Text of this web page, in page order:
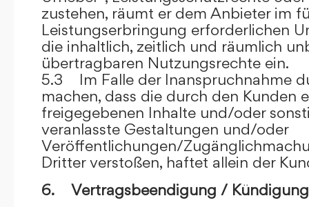
zustehen, räumt er dem Anbieter im
Leistungserbringung erforderlichen
die inhaltlich, zeitlich und räumlich
übertragbaren Nutzungsrechte ein.
5.3 Im Falle der Inanspruchnahme
machen, dass die durch den Kunden
freigegebenen Inhalte und/oder
veranlasste Gestaltungen und/oder
Veröffentlichungen/
Dritter verstoßen, haftet allein der
6. Vertragsbeendigung / Kündigung